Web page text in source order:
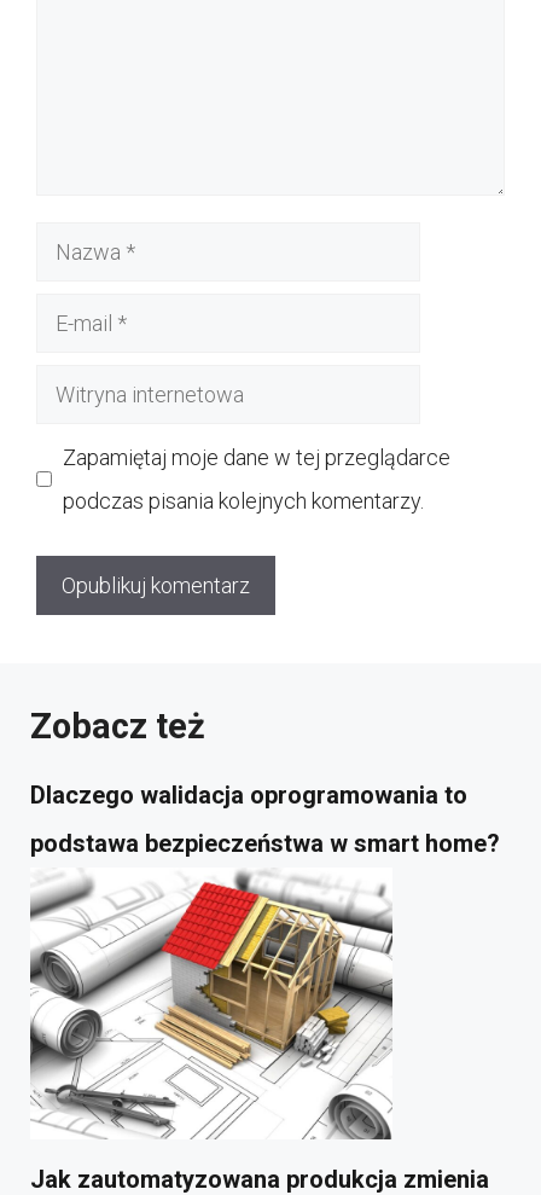
Nazwa
Witryna
Zapamiętaj moje dane w tej przeglądarce
podczas pisania kolejnych komentarzy.
Zobacz też
Dlaczego walidacja oprogramowania to
podstawa bezpieczeństwa w smart home?
Jak zautomatyzowana produkcja zmienia